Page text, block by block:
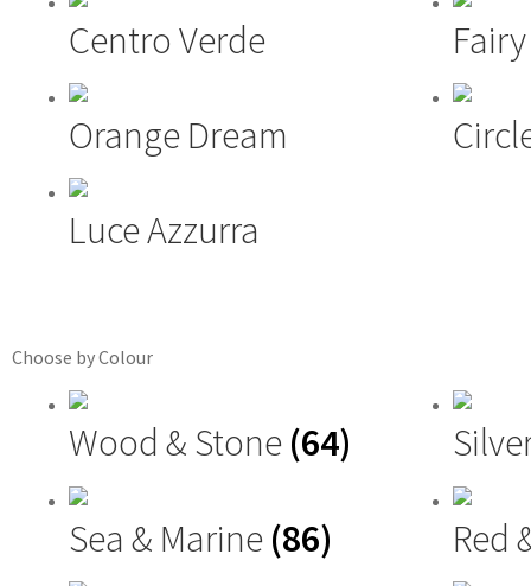
Centro Verde
Orange Dream
Luce Azzurra
Choose by Colour
Wood & Stone (64)
Sea & Marine (86) Red